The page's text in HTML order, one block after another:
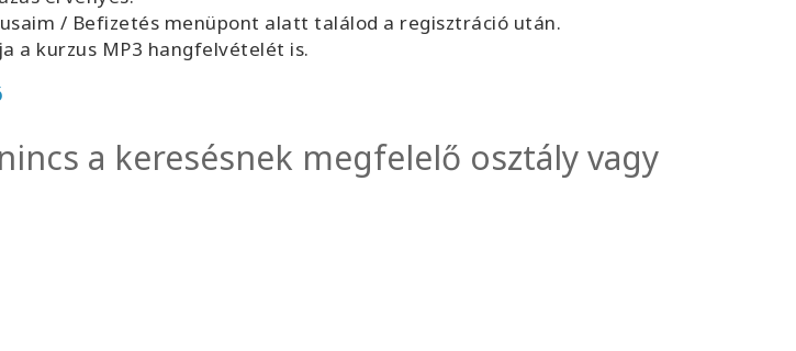
/ Befizetés menüpont alatt találod a regisztráció után.
a kurzus MP3 hangfelvételét is.
a keresésnek megfelelő osztály vagy